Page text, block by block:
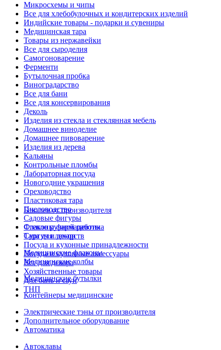
Микросхемы и чипы
Все для хлебобулочных и кондитерских изделий
Индийские товары - подарки и сувениры
Медицинская тара
Товары из нержавейки
Все для сыроделия
Самогоноварение
Ферменти
Бутылочная пробка
Виноградарство
Все для бани
Все для консервирования
Деколь
Изделия из стекла и стеклянная мебель
Домашнее виноделие
Домашнее пивоварение
Изделия из дерева
Кальяны
Контрольные пломбы
Лабораторная посуда
Новогодние украшения
Ореховодство
Пластиковая тара
Пчеловодство
Садовые фигуры
Стекло ручной работы
Сургуч и декор
Посуда и кухонные принадлежности
Посуда и кухонные аксессуары
Все для декора
Хозяйственные товары
Для бань и саун
ТНП
Бакалея от производителя
Флаконы фармацевтика
Тара для лекарств
Медицинские флаконы
Медицинские колбы
Медицинские бутылки
Контейнеры медицинские
Электрические тэны от производителя
Дополнительное оборудование
Автоматика
Автоклавы